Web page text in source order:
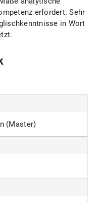
erfordert. Sehr
in Wort
(Master)